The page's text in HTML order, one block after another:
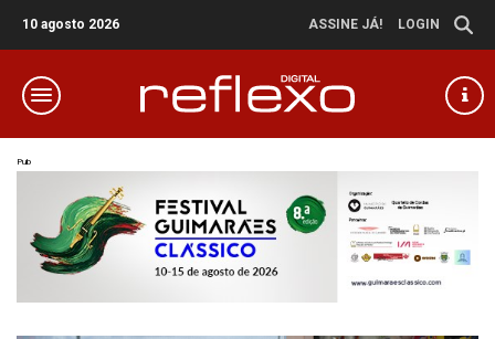
10 agosto 2026 ASSINE JÁ! LOGIN
Pub